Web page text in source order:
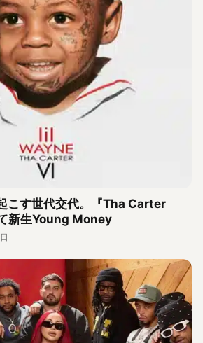
こす世代交代。『Tha Carter
新生Young Money